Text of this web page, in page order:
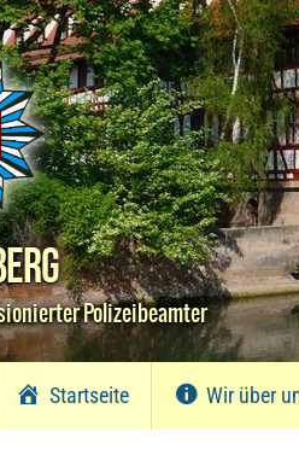
Polizeibeamter
Startseite Wir über